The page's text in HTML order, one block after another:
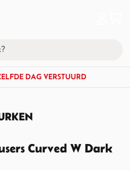
DAG VERSTUURD
Curved W Dark